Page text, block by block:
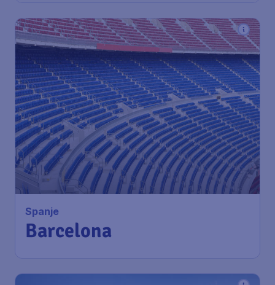
Spanje
Barcelona
€103*
vanaf
Airport Schiphol
Barcelona
Tarradellas Barcelona-El Prat